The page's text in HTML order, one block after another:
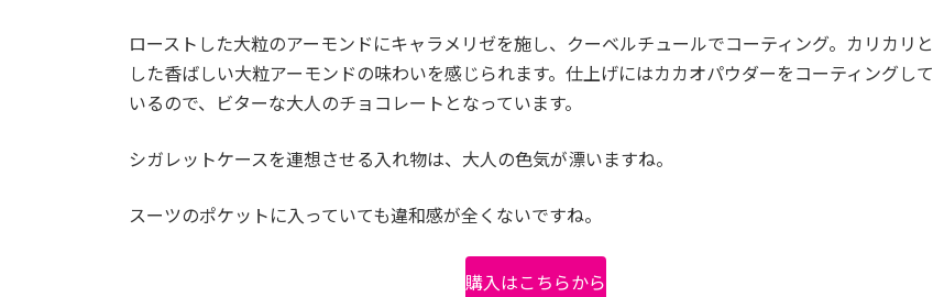
ローストした大粒のアーモンドにキャラメリゼを施し、クーベルチュールでコーティング。カリカリと
した香ばしい大粒アーモンドの味わいを感じられます。仕上げにはカカオパウダーをコーティングして
いるので、ビターな大人のチョコレートとなっています。
シガレットケースを連想させる入れ物は、大人の色気が漂いますね。
スーツのポケットに入っていても違和感が全くないですね。
購入はこちらから